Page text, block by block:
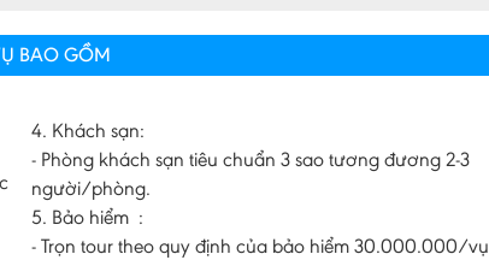
BAO GỒM
4. Khách sạn:
- Phòng khách sạn tiêu chuẩn 3 sao tương đương 2-3
người/phòng.
5. Bảo hiểm :
- Trọn tour theo quy định của bảo hiểm 30.000.000/vụ